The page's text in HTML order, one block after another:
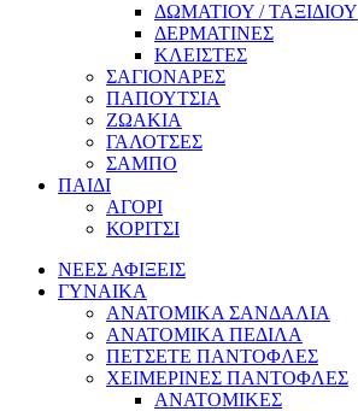
ΔΩΜΑΤΙΟΥ / ΤΑΞΙΔΙΟΥ
ΔΕΡΜΑΤΙΝΕΣ
ΚΛΕΙΣΤΕΣ
ΣΑΓΙΟΝΑΡΕΣ
ΠΑΠΟΥΤΣΙΑ
ΖΩΑΚΙΑ
ΓΑΛΟΤΣΕΣ
ΣΑΜΠΟ
ΠΑΙΔΙ
ΑΓΟΡΙ
ΚΟΡΙΤΣΙ
ΝΕΕΣ ΑΦΙΞΕΙΣ
ΓΥΝΑΙΚΑ
ΑΝΑΤΟΜΙΚΑ ΣΑΝΔΑΛΙΑ
ΑΝΑΤΟΜΙΚΑ ΠΕΔΙΛΑ
ΠΕΤΣΕΤΕ ΠΑΝΤΟΦΛΕΣ
ΧΕΙΜΕΡΙΝΕΣ ΠΑΝΤΟΦΛΕΣ
ΑΝΑΤΟΜΙΚΕΣ